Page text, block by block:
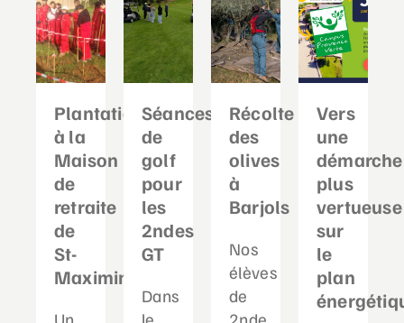
Plantation
à la
Maison
de
retraite
de
St-
Maximin
Un
Séances
de
golf
pour
les
2ndes
GT
Dans
le
Récolte
des
olives
à
Barjols
Nos
élèves
de
2nde
Vers
une
démarche
plus
vertueuse
sur
le
plan